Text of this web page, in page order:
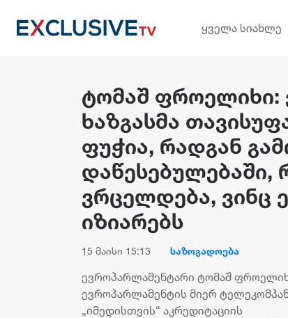
ყველა სიახლე
ტომაშ ფროელიხი:
ხაზგასმა
ფუჭია, რადგან
ვრცელდება, ვინც
იზიარებს
15 მაისი 15:13 საზოგადოება
ევროპარლამენტარი ტომაშ
ევროპარლამენტის მიერ
„იმედისთვის“ აკრედიტაციის